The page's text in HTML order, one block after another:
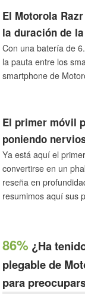
El Motorola
la duración de
Con una batería de
la pauta entre los
smartphone de
El primer móvil
poniendo
Ya está aquí el
convertirse en un
reseña en
resumimos aquí sus
86% ¿Ha
plegable de
para